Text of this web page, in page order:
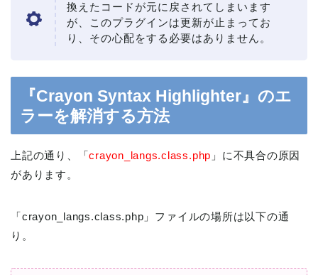
換えたコードが元に戻されてしまいます
が、このプラグインは更新が止まってお
り、その心配をする必要はありません。
『Crayon Syntax Highlighter』のエ
ラーを解消する方法
上記の通り、「crayon_langs.class.php 」に不具合の原因
があります。
「crayon_langs.class.php」ファイルの場所は以下の通
り。